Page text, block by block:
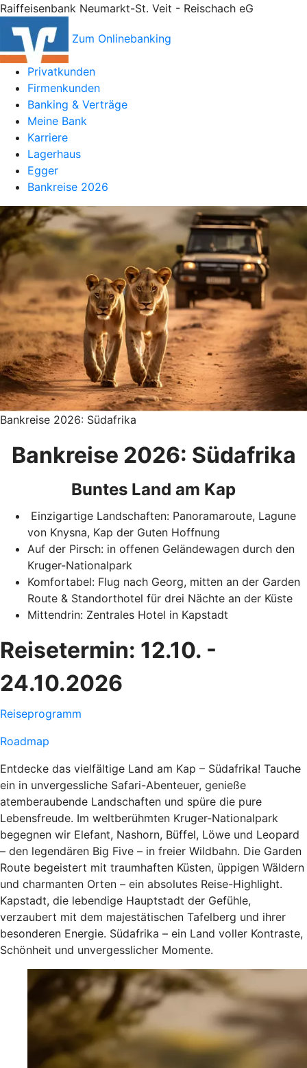
Raiffeisenbank Neumarkt-St. Veit - Reischach eG
Zum Onlinebanking
Privatkunden
Firmenkunden
Banking & Verträge
Meine Bank
Karriere
Lagerhaus
Egger
Bankreise 2026
Bankreise 2026: Südafrika
Bankreise 2026: Südafrika
Buntes Land am Kap
Einzigartige Landschaften: Panoramaroute, Lagune
von Knysna, Kap der Guten Hoffnung
Auf der Pirsch: in offenen Geländewagen durch den
Kruger-Nationalpark
Komfortabel: Flug nach Georg, mitten an der Garden
Route & Standorthotel für drei Nächte an der Küste
Mittendrin: Zentrales Hotel in Kapstadt
Reisetermin: 12.10. -
24.10.2026
Reiseprogramm
Roadmap
Entdecke das vielfältige Land am Kap – Südafrika! Tauche
ein in unvergessliche Safari-Abenteuer, genieße
atemberaubende Landschaften und spüre die pure
Lebensfreude. Im weltberühmten Kruger-Nationalpark
begegnen wir Elefant, Nashorn, Büffel, Löwe und Leopard
– den legendären Big Five – in freier Wildbahn. Die Garden
Route begeistert mit traumhaften Küsten, üppigen Wäldern
und charmanten Orten – ein absolutes Reise-Highlight.
Kapstadt, die lebendige Hauptstadt der Gefühle,
verzaubert mit dem majestätischen Tafelberg und ihrer
besonderen Energie. Südafrika – ein Land voller Kontraste,
Schönheit und unvergesslicher Momente.